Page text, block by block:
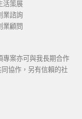
活策展
業諮詢
業顧問
案亦可與我長期合作
協作，另有信賴的社